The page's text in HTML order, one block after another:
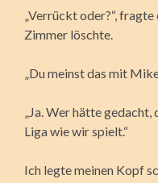
„Verrückt oder?“,
Zimmer löschte.
„Du meinst das mit
„Ja. Wer hätte
Liga wie wir spielt.“
Ich legte meinen Kopf